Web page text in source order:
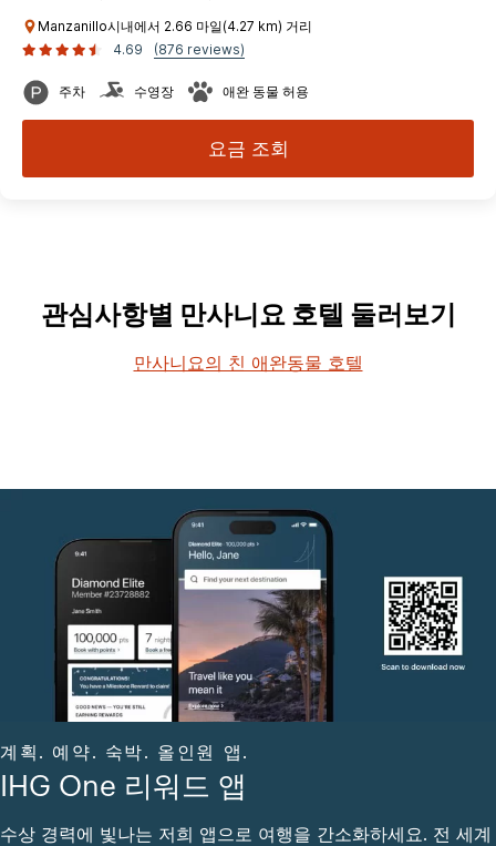
Manzanillo시내에서 2.66 마일(4.27 km) 거리
4.69
(876 reviews)
주차 수영장 애완 동물 허용
요금 조회
관심사항별 만사니요 호텔 둘러보기
만사니요의 친 애완동물 호텔
계획. 예약. 숙박. 올인원 앱.
IHG One 리워드 앱
수상 경력에 빛나는 저희 앱으로 여행을 간소화하세요. 전 세계